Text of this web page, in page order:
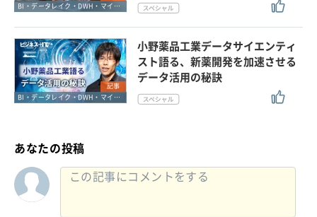
BI・データレイク・DWH・マイニング
記事
BI・データレイク・DWH・マイニング
小野薬品工業データサイエンティ
スト語る、新薬開発を加速させる
データ活用の秘訣
あなたの投稿